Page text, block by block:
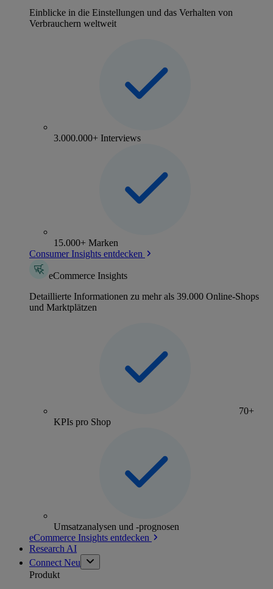
Einblicke in die Einstellungen und das Verhalten von
Verbrauchern weltweit
3.000.000+ Interviews
15.000+ Marken
Consumer Insights entdecken
eCommerce Insights
Detaillierte Informationen zu mehr als 39.000 Online-Shops
und Marktplätzen
70+
KPIs pro Shop
Umsatzanalysen und -prognosen
eCommerce Insights entdecken
Research AI
Connect Neu
Produkt